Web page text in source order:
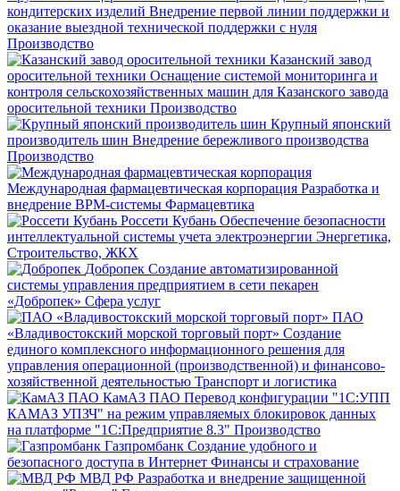
кондитерских изделий Внедрение первой линии поддержки и
оказание выездной технической поддержки с нуля
Производство
Казанский завод
оросительной техники Оснащение системой мониторинга и
контроля сельскохозяйственных машин для Казанского завода
оросительной техники Производство
Крупный японский
производитель шин Внедрение бережливого производства
Производство
Международная фармацевтическая корпорация Разработка и
внедрение BPM-системы Фармацевтика
Россети Кубань Обеспечение безопасности
интеллектуальной системы учета электроэнергии Энергетика,
Строительство, ЖКХ
Добропек Создание автоматизированной
системы управления предприятием в сети пекарен
«Добропек» Сфера услуг
ПАО
«Владивостокский морской торговый порт» Создание
единого комплексного информационного решения для
управления операционной (производственной) и финансово-
хозяйственной деятельностью Транспорт и логистика
КамАЗ ПАО Перевод конфигурации "1С:УПП
КАМАЗ УПЗЧ" на режим управляемых блокировок данных
на платформе "1С:Предприятие 8.3" Производство
Газпромбанк Создание удобного и
безопасного доступа в Интернет Финансы и страхование
МВД РФ Разработка и внедрение защищенной